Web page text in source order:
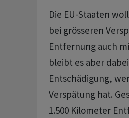
Die EU-Staaten
bei grösseren
Entfernung auch
bleibt es aber
Entschädigung,
Verspätung hat.
1.500 Kilometer